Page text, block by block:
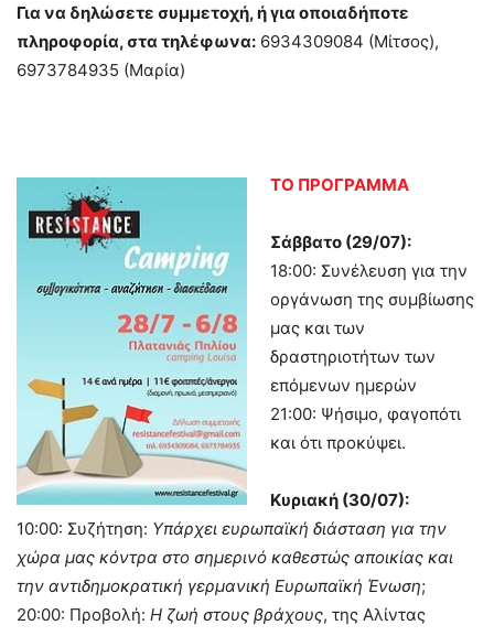
Για να δηλώσετε συμμετοχή, ή για οποιαδήποτε
πληροφορία, στα τηλέφωνα: 6934309084 (Μίτσος),
6973784935 (Μαρία)
ΤΟ ΠΡΟΓΡΑΜΜΑ
Σάββατο (29/07):
18:00: Συνέλευση για την
οργάνωση της συμβίωσης
μας και των
δραστηριοτήτων των
επόμενων ημερών
21:00: Ψήσιμο, φαγοπότι
και ότι προκύψει.
Κυριακή (30/07):
10:00: Συζήτηση: Υπάρχει ευρωπαϊκή διάσταση για την
χώρα μας κόντρα στο σημερινό καθεστώς αποικίας και
την αντιδημοκρατική γερμανική Ευρωπαϊκή Ένωση;
20:00: Προβολή: Η ζωή στους βράχους, της Αλίντας